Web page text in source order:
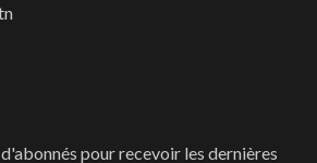
pour recevoir les dernières